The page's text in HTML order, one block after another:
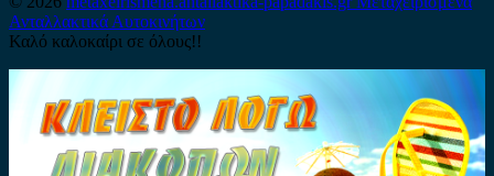
Ανταλλακτικά Αυτοκινήτων
Καλό καλοκαίρι σε όλους!!